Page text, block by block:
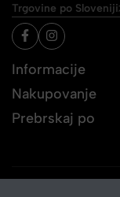
Trgovine po Sloveniji
Informacije
Nakupovanje
Prebrskaj po